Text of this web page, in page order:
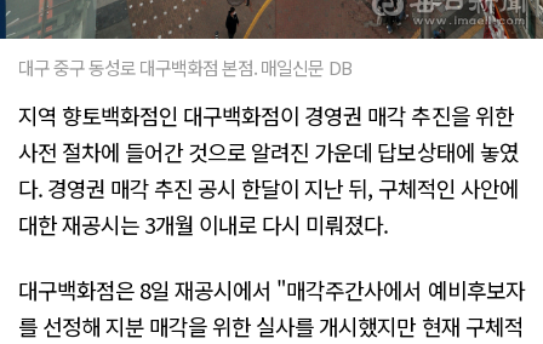
대구 중구 동성로 대구백화점 본점. 매일신문 DB
지역 향토백화점인 대구백화점이 경영권 매각 추진을 위한
사전 절차에 들어간 것으로 알려진 가운데 답보상태에 놓였
다. 경영권 매각 추진 공시 한달이 지난 뒤, 구체적인 사안에
대한 재공시는 3개월 이내로 다시 미뤄졌다.
대구백화점은 8일 재공시에서 "매각주간사에서 예비후보자
를 선정해 지분 매각을 위한 실사를 개시했지만 현재 구체적